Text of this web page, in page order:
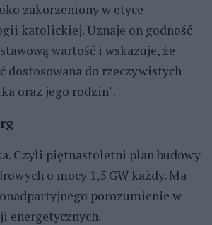
zakorzeniony w etyce
katolickiej. Uznaje on godność
wartość i wskazuje, że
dostosowana do rzeczywistych
oraz jego rodzin".
Czyli piętnastoletni plan budowy
o mocy 1,5 GW każdy. Ma
porozumienie w
energetycznych.